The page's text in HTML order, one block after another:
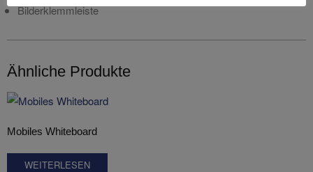
Bilderklemmleiste
Ähnliche Produkte
Mobiles Whiteboard
WEITERLESEN